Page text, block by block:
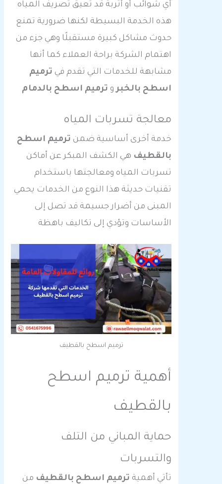
أي شوائب أو أتربة قد تعيق تصريف المياه
هذه الخدمة البسيطة لكنها ضرورية تمنع
حدوث مشاكل كبيرة مستقبلًا وهي جزء من
اهتمام الشركة براحة العملاء كما أنها
مشابهة للخدمات التي تقدم فيترميم
اسطح بالخبروترميم اسطح بالدمام
معالجة تسربات المياه
خدمة أخرى أساسية ضمنترميم اسطح
بالقطيفهي الكشف المبكر عن أماكن
تسربات المياه ومعالجتها باستخدام
تقنيات حديثة هذا النوع من الخدمات يحمي
المبنى من أضرار جسيمة قد تصل إلى
الأساسات وتؤدي إلى تكاليف باهظة
ترميم اسطح بالقطيف
أهمية ترميم اسطح
بالقطيف
حماية المباني من التلف
والتسربات
تأتي أهميةترميم اسطح بالقطيفمن